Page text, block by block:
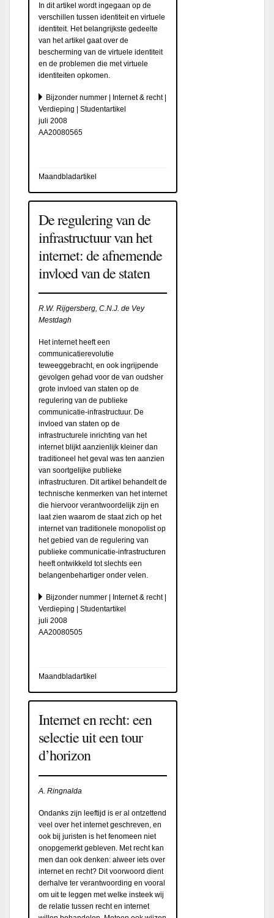
In dit artikel wordt ingegaan op de
verschillen tussen identiteit en virtuele
identiteit. Het belangrijkste gedeelte
van het artikel gaat over de
bescherming van de virtuele identiteit
en de problemen die met virtuele
identiteiten opkomen.
Bijzonder nummer | Internet & recht |
Verdieping | Studentartikel
juli 2008
AA20080565
Maandbladartikel
De regulering van de
infrastructuur van het
internet: de afnemende
invloed van de staten
R.W. Rijgersberg, C.N.J. de Vey
Mestdagh
Het internet heeft een
communicatierevolutie
teweeggebracht, en ook ingrijpende
gevolgen gehad voor de van oudsher
grote invloed van staten op de
regulering van de publieke
communicatie-infrastructuur. De
invloed van staten op de
infrastructurele inrichting van het
internet blijkt aanzienlijk kleiner dan
traditioneel het geval was ten aanzien
van soortgelijke publieke
infrastructuren. Dit artikel behandelt de
technische kenmerken van het internet
die hiervoor verantwoordelijk zijn en
laat zien waarom de staat zich op het
internet van traditionele monopolist op
het gebied van de regulering van
publieke communicatie-infrastructuren
heeft ontwikkeld tot slechts een
belangenbehartiger onder velen.
Bijzonder nummer | Internet & recht |
Verdieping | Studentartikel
juli 2008
AA20080505
Maandbladartikel
Internet en recht: een
selectie uit een tour
d’horizon
A. Ringnalda
Ondanks zijn leeftijd is er al ontzettend
veel over het internet geschreven, en
ook bij juristen is het fenomeen niet
onopgemerkt gebleven. Met recht kan
men dan ook denken: alweer iets over
internet en recht? Dit voorwoord dient
derhalve ter verantwoording en vooral
om uit te leggen met welke insteek wij
de relatie tussen recht en internet